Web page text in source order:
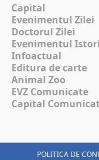
Capital
Evenimentul Zilei
Doctorul Zilei
Evenimentul
Infoactual
Editura de carte
Animal Zoo
EVZ Comunicate
Capital
POLITICA DE